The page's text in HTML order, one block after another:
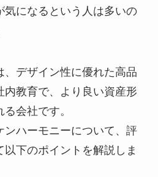
気になるという人は多いの
、デザイン性に優れた高品
内教育で、より良い資産形
会社です。
ンハーモニーについて、評
下のポイントを解説しま